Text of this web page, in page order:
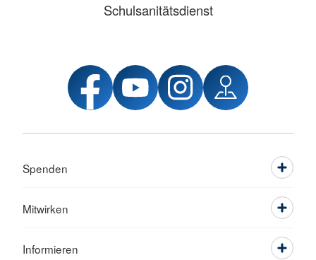
Schulsanitätsdienst
Spenden
Mitwirken
Informieren